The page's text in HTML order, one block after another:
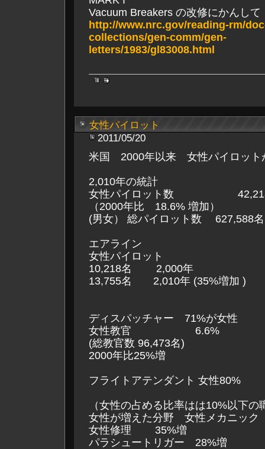
Vacuum Breakers の改修にかんして
http://www.nrc.gov/reading-rm/
collections/gen-comm/gen-
letters/1983/gl83008.html
女性パイロット
2011/05/20
米国 2000年以来 女性パイロット
2,010年の統計
女性パイロット数
（2000年比 18.6% 増加）
(男女） 総パイロット数 627,588名
エアライン
女性パイロット
10,218名 2,000年
13,755名 2,010年 (35%増加 )
ディスパッチャー 71%が女性
女性教官 6.6%
(総教官数 96,473名)
2000年比25%増
フライトアテンダント 女性80%
（女性の占める比率はは10%以下の
女性が増えた分野 女性メカニッ
女性修理 35%増
パラシュートリガー 28%増